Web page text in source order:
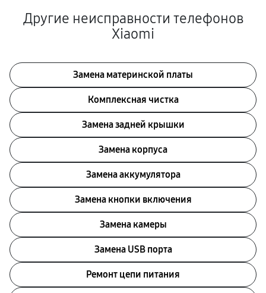
Другие неисправности телефонов
Xiaomi
Замена материнской платы
Комплексная чистка
Замена задней крышки
Замена корпуса
Замена аккумулятора
Замена кнопки включения
Замена камеры
Замена USB порта
Ремонт цепи питания